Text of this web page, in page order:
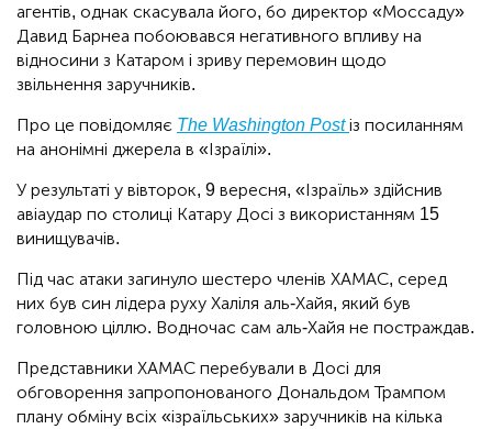
агентів, однак скасувала його, бо директор «Моссаду»
Давид Барнеа побоювався негативного впливу на
відносини з Катаром і зриву перемовин щодо
звільнення заручників.
Про це повідомляє The Washington Post із посиланням
на анонімні джерела в «Ізраїлі».
У результаті у вівторок, 9 вересня, «Ізраїль» здійснив
авіаудар по столиці Катару Досі з використанням 15
винищувачів.
Під час атаки загинуло шестеро членів ХАМАС, серед
них був син лідера руху Халіля аль-Хайя, який був
головною ціллю. Водночас сам аль-Хайя не постраждав.
Представники ХАМАС перебували в Досі для
обговорення запропонованого Дональдом Трампом
плану обміну всіх «ізраїльських» заручників на кілька